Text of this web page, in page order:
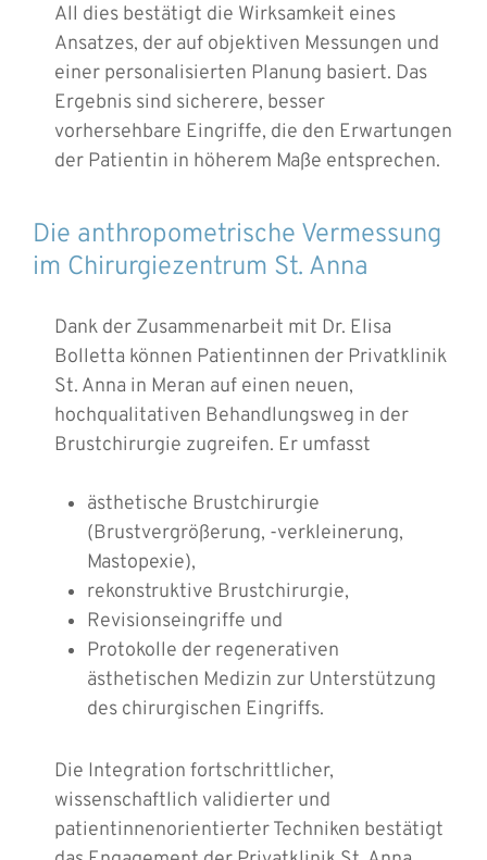
All dies bestätigt die Wirksamkeit eines
Ansatzes, der auf objektiven Messungen und
einer personalisierten Planung basiert. Das
Ergebnis sind sicherere, besser
vorhersehbare Eingriffe, die den Erwartungen
der Patientin in höherem Maße entsprechen.
Die anthropometrische Vermessung
im Chirurgiezentrum St. Anna
Dank der Zusammenarbeit mit Dr. Elisa
Bolletta können Patientinnen der Privatklinik
St. Anna in Meran auf einen neuen,
hochqualitativen Behandlungsweg in der
Brustchirurgie zugreifen. Er umfasst
ästhetische Brustchirurgie
(Brustvergrößerung, -verkleinerung,
Mastopexie),
rekonstruktive Brustchirurgie,
Revisionseingriffe und
Protokolle der regenerativen
ästhetischen Medizin zur Unterstützung
des chirurgischen Eingriffs.
Die Integration fortschrittlicher,
wissenschaftlich validierter und
patientinnenorientierter Techniken bestätigt